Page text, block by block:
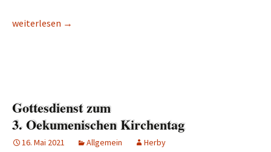
Hoffnungszeichen der Nachhaltigkeit 2021
weiterlesen →
Gottesdienst zum
3. Oekumenischen Kirchentag
16. Mai 2021 Allgemein Herby